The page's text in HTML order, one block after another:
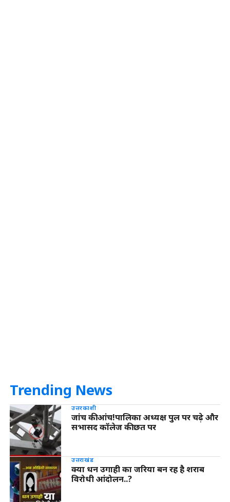
Trending News
उत्तरकाशी
जांच की आंच!पालिका अध्यक्ष पुल पर चढ़े और
सभासद कॉलेज की छत पर
उत्तराखंड
क्या धन उगाही का जरिया बन रह है शराब
विरोधी आंदोलन..?